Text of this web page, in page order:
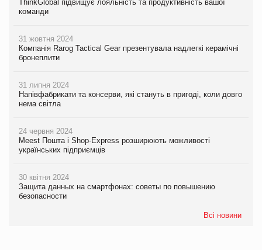
ThinkGlobal підвищує лояльність та продуктивність вашої
команди
31 жовтня 2024
Компанія Rarog Tactical Gear презентувала надлегкі керамічні
бронеплити
31 липня 2024
Напівфабрикати та консерви, які стануть в пригоді, коли довго
нема світла
24 червня 2024
Meest Пошта і Shop-Express розширюють можливості
українських підприємців
30 квітня 2024
Защита данных на смартфонах: советы по повышению
безопасности
Всі новини